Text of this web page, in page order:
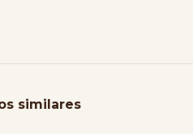
similares